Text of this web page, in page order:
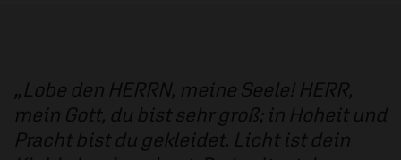
Lobe den HERRN, meine Seele! HERR,
mein Gott, du bist sehr groß; in Hoheit und
Pracht bist du gekleidet. Licht ist dein